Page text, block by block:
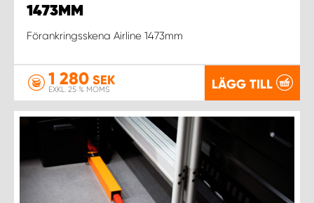
1473MM
Förankringsskena Airline 1473mm
1 280 SEK
EXKL. 25 % MOMS LÄGG TILL